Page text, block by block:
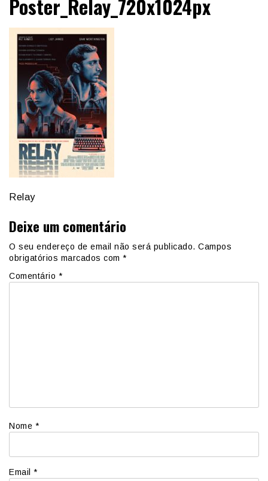
Poster_Relay_720x1024px
Relay
Deixe um comentário
O seu endereço de email não será publicado. Campos
obrigatórios marcados com *
Comentário *
Nome *
Email *